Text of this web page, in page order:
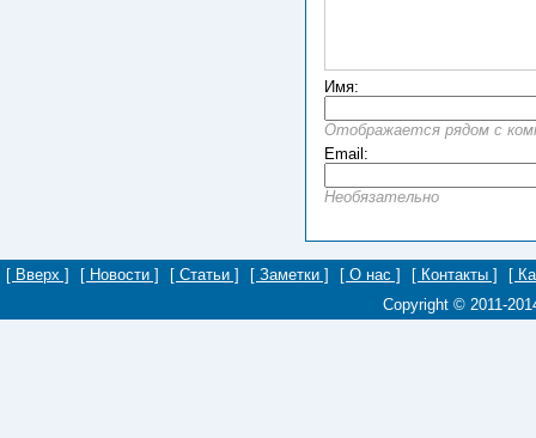
Имя:
Отображается рядом с
Email:
Необязательно
[ Вверх ] [ Новости ] [ Статьи ] [ Заметки ] [ О нас ] [ Контакты ]
[
Copyright © 2011-